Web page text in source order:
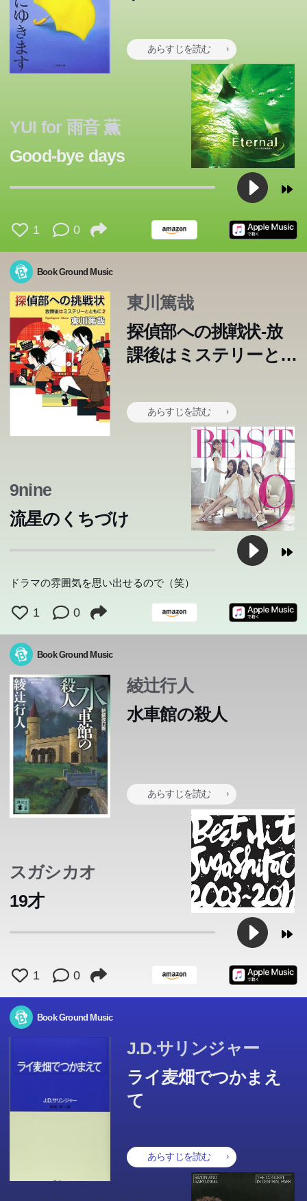
狸の名門・下鴨家の矢三郎は、親譲りの無鉄砲で子狸の頃
から顰蹙ばかり買っている。皆が恐れる天狗や人間にもち
ょっかいばかり。そんなある日、老いぼれ天狗・赤玉先生
の跡継ぎ“二代目”が英国より帰朝し、狸界は大困惑。人間
の悪食集団「金曜倶楽部」は、恒例の狸鍋の具を探してい
が騒ぐ!
殺された妻の仇を討つため非合法組織【令嬢】の社員とし
て働く「鈴木」。復讐の機会をうかがっている最中、その
ターゲットが何者かに殺され...。ナイフ使いの「蝉」、自
殺させ屋「鯨」、そして謎の男「押し屋」を巻き込み、復
「俺たちは奇跡を起こすんだ」独自の正義感を持ち、いつ
も周囲を自分のペースに引き込むが、なぜか憎めない男、
陣内。彼を中心にして起こる不思議な事件の数々―。何気
ない日常に起こった五つの物語が、一つになったとき、予
想もしない奇跡が降り注ぐ。ちょっとファニーで、心温ま
る連作短編の傑作。
「俺たちは奇跡を起こすんだ」独自の正義感を持ち、いつ
も周囲を自分のペースに引き込むが、なぜか憎めない男、
陣内。彼を中心にして起こる不思議な事件の数々―。何気
ない日常に起こった五つの物語が、一つになったとき、予
想もしない奇跡が降り注ぐ。ちょっとファニーで、心温ま
る連作短編の傑作。
「俺たちは奇跡を起こすんだ」独自の正義感を持ち、いつ
も周囲を自分のペースに引き込むが、なぜか憎めない男、
陣内。彼を中心にして起こる不思議な事件の数々―。何気
ない日常に起こった五つの物語が、一つになったとき、予
想もしない奇跡が降り注ぐ。ちょっとファニーで、心温ま
る連作短編の傑作。
ワルに生きるか、飢え死にするか、ニキビ面の若者は考え
京の都が、天災や飢饉でさびれすさんでいた頃の話。荒れ
はてた羅生門に運びこまれた死人の髪の毛を、一本一本と
ひきぬいている老婆を目撃した男が、生きのびる道を見つ
ける『羅生門』。あごの下までぶらさがる、見苦しいほど
立派な鼻をもつ僧侶が、何とか短くしようと悪戦苦闘する
『鼻』。ほかに、怖い怖い『芋粥』など、ブラック・ユー
モアあふれる作品6編を収録。
■霧ヶ峰涼と渡り廊下の怪人 体育祭を二日後に控えた学
園。陸上部の練習終了後、主将の足立が倒れていた場所
は、渡り廊下の中央という奇妙な場所だった。 ■霧ヶ峰涼
と瓢箪池の怪事件 秋の学園祭。探偵部一同はお好み焼き
屋を出店。 その夕刻、モテ男の生徒が謎の女性に襲わ
れ、瓢箪池に転落してしまった。 ■霧ヶ峰涼への挑戦 ミ
ス鯉高祭を見に行こうとする涼の前に、大金うるるが現れ
る。 名前からして霧ヶ峰涼のライバル美少女は、架空密
室事件の挑戦状を探偵部にたたきつけた。 ■霧ヶ峰涼と十
二月のUFO 冬期補習の帰り、クール・ビューティー、池
上先生と会った涼は、二人で恋ヶ窪教会の前を通ったが、
その庭で神父さんが……。 ■霧ヶ峰涼と映画部の密室 ひ
ょんなことから、映画部の映画に出演することになってし
まった涼。 だがその部室から、40インチのテレビが消失
した。 ■霧ヶ峰涼への二度目の挑戦 またも現れた大金う
るる。今度仕掛けた架空事件は“空家の刺殺死体”。 雪の
中、第三者の出入りは不可能で、涼に“犯人”の疑いが？ ■
霧ヶ峰涼とお礼参りの謎 霧ヶ峰涼、二年最後の三月。学
園には三年生による先生への 「お礼参り」という習慣(？)
があるという。池の畔に立つ体育教師に早速……。
精緻にしてキュート、清冽で伸びやか。野間文芸新人賞作
家が放つ恋愛長編！ 実家で飼っていた愛犬・ブックが死
にそうだ、という連絡を受けた僕は、彼女から「バイクで
帰ってあげなよ」といわれる。4年近く乗っていなかった
バイク。彼女と一緒にキャブレターを分解し、そこで、僕
は彼女に「結婚しよう」と告げた。彼女は、1年間（結婚
の）練習をしよう、といってくれた。愛犬も一命を取り留
めた。愛犬の回復→バイク修理→プロポーズ。幸せの連続
線はこのままどこまでも続くんだ、と思っていた――）
1969年岐阜県生まれ。 2002年、「リレキショ」で「文藝
賞」を受賞しデビュー。 「夏休み」が芥川賞候補に。
「ぐるぐるまわるすべり台」で 「野間文芸新人賞」を受
賞。 ほかに「絶対、最強の恋のうた」「あなたがここに
いて欲しい」など。
「ライ麦畑でつかまえて」で知られる現代アメリカの黙示
録的な作家サリンジャーがみずから選んだ9編の物語。お
もな登場人物たちは、日常生活の規格的な営みに虐げられ
た者、常軌をはずれた者、狂気の者、幼くして心を硬ばら
せ消耗しつつある者、防備なき無邪気な者たちだ。しかし
作者の目は、彼らを仮借なく、愛情をこめ、ユーモラスに
分折してやまない。若者の内面を赤裸々に描いた珠玉の選
あらすじを読む
感動の大ベストセラー、待望の電子化！ タイトルの意味
を知ったとき、その言葉に込められた強く切ない思いに、
きっと涙すると思います。「おはよう」とか「おやすみ」
とか「行ってらっしゃい」とか、そんなささやかな日常に
こそ幸福はある。「愛してる」と言える人がいるだけで人
はこんなにも幸福になれる。そういうシンプルな真実をフ
100％」と評された傑作恋愛小説です。未読の方はぜひこ
の機会に読んでみてください。
YUI for 雨音 薫
Good-bye days
1 0
Book Ground Music
東川篤哉
探偵部への挑戦状-放
課後はミステリーとと
あらすじを読む
■霧ヶ峰涼と渡り廊下の怪人 体育祭を二日後に控えた学
園。陸上部の練習終了後、主将の足立が倒れていた場所
は、渡り廊下の中央という奇妙な場所だった。 ■霧ヶ峰涼
と瓢箪池の怪事件 秋の学園祭。探偵部一同はお好み焼き
屋を出店。 その夕刻、モテ男の生徒が謎の女性に襲わ
れ、瓢箪池に転落してしまった。 ■霧ヶ峰涼への挑戦 ミ
ス鯉高祭を見に行こうとする涼の前に、大金うるるが現れ
る。 名前からして霧ヶ峰涼のライバル美少女は、架空密
室事件の挑戦状を探偵部にたたきつけた。 ■霧ヶ峰涼と十
二月のUFO 冬期補習の帰り、クール・ビューティー、池
上先生と会った涼は、二人で恋ヶ窪教会の前を通ったが、
その庭で神父さんが……。 ■霧ヶ峰涼と映画部の密室 ひ
ょんなことから、映画部の映画に出演することになってし
まった涼。 だがその部室から、40インチのテレビが消失
した。 ■霧ヶ峰涼への二度目の挑戦 またも現れた大金う
るる。今度仕掛けた架空事件は“空家の刺殺死体”。 雪の
中、第三者の出入りは不可能で、涼に“犯人”の疑いが？ ■
霧ヶ峰涼とお礼参りの謎 霧ヶ峰涼、二年最後の三月。学
園には三年生による先生への 「お礼参り」という習慣(？)
があるという。池の畔に立つ体育教師に早速……。
9nine
流星のくちづけ
ドラマの雰囲気を思い出せるので（笑）
1 0
Book Ground Music
綾辻行人
水車館の殺人
あらすじを読む
山あいの地の鬱蒼とした森に囲まれてたたずむ、石造りの
館。その横腹には三連の水車が、時を支配するかのごとく
回り続けている。女が墜落死し、男が殺害され、一枚の絵
と一人の男が消えた翌年、またしても惨劇は、起こっ
スガシカオ
19才
1 0
Book Ground Music
J.D.サリンジャー
ライ麦畑でつかまえ
て
あらすじを読む
発表から半世紀、いまなお世界中の若者たちの心をとらえ
都内の2LDKマンションに暮らは男女四人の若者達。「上
辺だけの付き合い?私にはそれくらいが丁度いい」。それ
ぞれが不安や焦燥感を抱えながらも、“本当の自分”を装う
ことで優しく怠惰に続く共同生活。そこに男娼をするサト
ルが加わり、徐々に小さな波紋が広がり始め...。発売直後
作。
戦争末期の恐るべき出来事――九州の大学付属病院におけ
る米軍捕虜の生体解剖事件を小説化し、著者の念頭から絶
えて離れることのない問い「日本人とはいかなる人間か」
を追究する。解剖に参加した者は単なる異常者だったの
か？ いかなる精神的倫理的な真空がこのような残虐行為
気味さを描く新潮社文学賞受賞の問題作。
戦争末期の恐るべき出来事――九州の大学付属病院におけ
る米軍捕虜の生体解剖事件を小説化し、著者の念頭から絶
えて離れることのない問い「日本人とはいかなる人間か」
を追究する。解剖に参加した者は単なる異常者だったの
か？ いかなる精神的倫理的な真空がこのような残虐行為
気味さを描く新潮社文学賞受賞の問題作。
星野一彦の最後の願いは何者かに“あのバス”で連れていか
れる前に、五人の恋人たちに別れを告げること。そんな彼
の見張り役は「常識」「愛想」「悩み」「色気」「上品」
―これらの単語を黒く塗り潰したマイ辞書を持つ粗暴な大
女、繭美。なんとも不思議な数週間を描く、おかしみに彩
郎ロングインタビュー。
衆人環視の中、首相が爆殺された。そして犯人は俺だと報
道されている。なぜだ?何が起こっているんだ?俺はやっ
ていない―。首相暗殺の濡れ衣をきせられ、巨大な陰謀に
包囲された青年・青柳雅春。暴力も辞さぬ追手集団から
の、孤独な必死の逃走。行く手に見え隠れする謎の人物
ィ。スリル炸裂超弩級エンタテインメント巨編。
最後のレコーディングに臨んだ、売れないロックバンド。
「いい曲なんだよ。届けよ、誰かに」テープに記録された
言葉は、未来に届いて世界を救う。時空をまたいでリンク
した出来事が、胸のすくエンディングへと一閃に向かう瞠
目の表題作ほか、伊坂ワールドの人気者・黒澤が大活躍の
り出される中篇四連打。爽快感溢れる作品集。
中原の由緒正しき王国パロは、新興モンゴールの侵略の前
に一夜にして滅び去った。王家の血をひくリンダとレムス
の双子の姉弟は、ある力によって妖魔の跳梁する辺境の森
に逃れた。だが追手の厳しい追及は、たちまち3人を窮地
に追い込む。そのとき忽然とあらわれた豹頭人身の怪人・
り広げられる絢爛たるドラマの開幕!